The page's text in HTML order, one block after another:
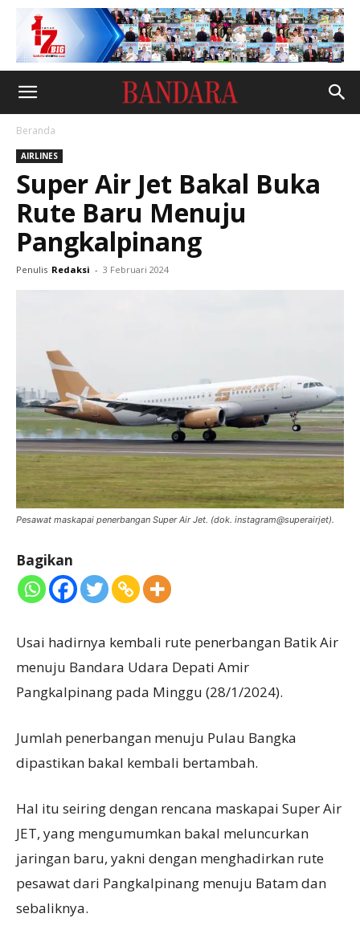
Beranda
AIRLINES
Super Air Jet Bakal Buka
Rute Baru Menuju
Pangkalpinang
Penulis Redaksi - 3 Februari 2024
Pesawat maskapai penerbangan Super Air Jet. (dok. instagram@superairjet).
Bagikan
Usai hadirnya kembali rute penerbangan Batik Air
menuju Bandara Udara Depati Amir
Pangkalpinang pada Minggu (28/1/2024).
Jumlah penerbangan menuju Pulau Bangka
dipastikan bakal kembali bertambah.
Hal itu seiring dengan rencana maskapai Super Air
JET, yang mengumumkan bakal meluncurkan
jaringan baru, yakni dengan menghadirkan rute
pesawat dari Pangkalpinang menuju Batam dan
sebaliknya.